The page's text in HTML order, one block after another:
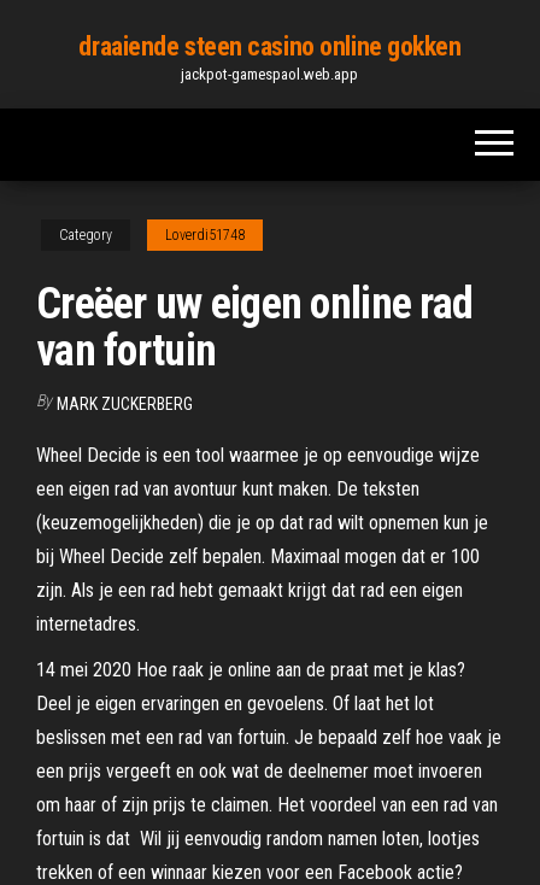
content
draaiende steen casino online gokken
jackpot-gamespaol.web.app
Category Loverdi51748
Creëer uw eigen online rad
van fortuin
By MARK ZUCKERBERG
Wheel Decide is een tool waarmee je op eenvoudige wijze
een eigen rad van avontuur kunt maken. De teksten
(keuzemogelijkheden) die je op dat rad wilt opnemen kun je
bij Wheel Decide zelf bepalen. Maximaal mogen dat er 100
zijn. Als je een rad hebt gemaakt krijgt dat rad een eigen
internetadres.
14 mei 2020 Hoe raak je online aan de praat met je klas?
Deel je eigen ervaringen en gevoelens. Of laat het lot
beslissen met een rad van fortuin. Je bepaald zelf hoe vaak je
een prijs vergeeft en ook wat de deelnemer moet invoeren
om haar of zijn prijs te claimen. Het voordeel van een rad van
fortuin is dat Wil jij eenvoudig random namen loten, lootjes
trekken of een winnaar kiezen voor een Facebook actie?